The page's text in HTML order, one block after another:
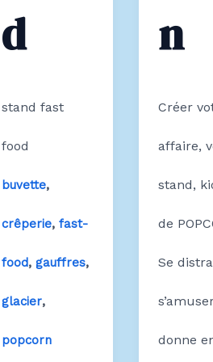
d
stand fast
food
buvette,
crêperie, fast-
food, gauffres,
glacier,
popcorn
n
Créer
affaire,
stand,
de
Se
donne